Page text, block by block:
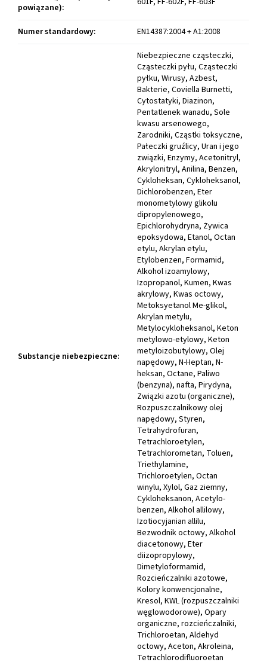
powiązane):
Numer standardowy: EN14387:2004 + A1:2008
Substancje niebezpieczne:
Niebezpieczne cząsteczki,
Cząsteczki pyłu, Cząsteczki
pyłku, Wirusy, Azbest,
Bakterie, Coviella Burnetti,
Cytostatyki, Diazinon,
Pentatlenek wanadu, Sole
kwasu arsenowego,
Zarodniki, Cząstki toksyczne,
Pałeczki gruźlicy, Uran i jego
związki, Enzymy, Acetonitryl,
Akrylonitryl, Anilina, Benzen,
Cykloheksan, Cykloheksanol,
Dichlorobenzen, Eter
monometylowy glikolu
dipropylenowego,
Epichlorohydryna, Żywica
epoksydowa, Etanol, Octan
etylu, Akrylan etylu,
Etylobenzen, Formamid,
Alkohol izoamylowy,
Izopropanol, Kumen, Kwas
akrylowy, Kwas octowy,
Metoksyetanol Me-glikol,
Akrylan metylu,
Metylocykloheksanol, Keton
metylowo-etylowy, Keton
metyloizobutylowy, Olej
napędowy, N-Heptan, N-
heksan, Octane, Paliwo
(benzyna), nafta, Pirydyna,
Związki azotu (organiczne),
Rozpuszczalnikowy olej
napędowy, Styren,
Tetrahydrofuran,
Tetrachloroetylen,
Tetrachlorometan, Toluen,
Triethylamine,
Trichloroetylen, Octan
winylu, Xylol, Gaz ziemny,
Cykloheksanon, Acetylo-
benzen, Alkohol allilowy,
Izotiocyjanian allilu,
Bezwodnik octowy, Alkohol
diacetonowy, Eter
diizopropylowy,
Dimetyloformamid,
Rozcieńczalniki azotowe,
Kolory konwencjonalne,
Kresol, KWL (rozpuszczalniki
węglowodorowe), Opary
organiczne, rozcieńczalniki,
Trichloroetan, Aldehyd
octowy, Aceton, Akroleina,
Tetrachlorodifluoroetan